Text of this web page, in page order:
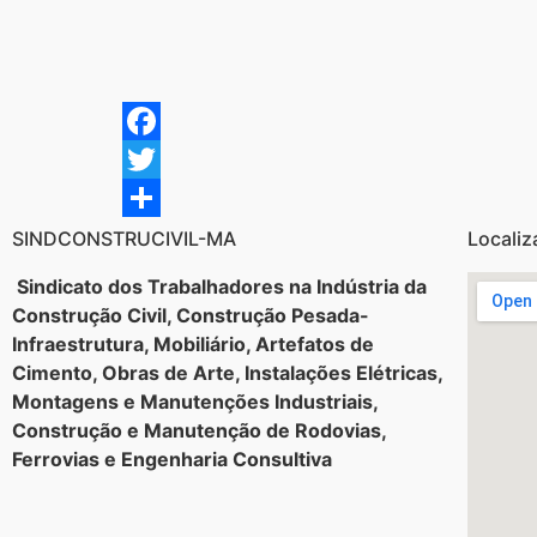
Facebook
Twitter
Share
SINDCONSTRUCIVIL-MA
Sindicato dos Trabalhadores na Indústria da
Construção Civil, Construção Pesada-
Infraestrutura, Mobiliário, Artefatos de
Cimento, Obras de Arte, Instalações Elétricas,
Montagens e Manutenções Industriais,
Construção e Manutenção de Rodovias,
Ferrovias e Engenharia Consultiva